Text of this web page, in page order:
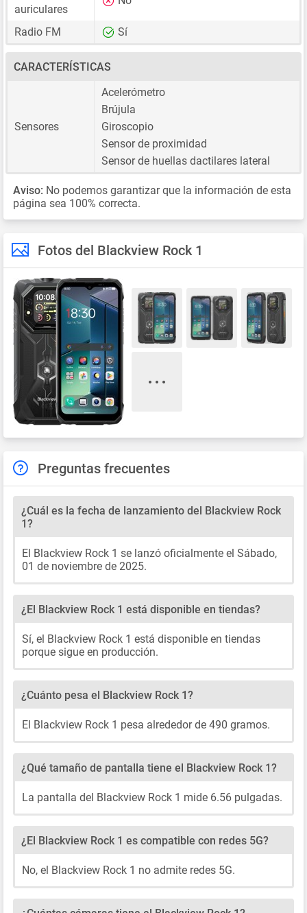
auriculares
Radio FM Sí
CARACTERÍSTICAS
Sensores
Acelerómetro
Brújula
Giroscopio
Sensor de proximidad
Sensor de huellas dactilares lateral
Aviso: No podemos garantizar que la información de esta
página sea 100% correcta.
Fotos del Blackview Rock 1
Preguntas frecuentes
¿Cuál es la fecha de lanzamiento del Blackview Rock
1?
El Blackview Rock 1 se lanzó oficialmente el Sábado,
01 de noviembre de 2025.
¿El Blackview Rock 1 está disponible en tiendas?
Sí, el Blackview Rock 1 está disponible en tiendas
porque sigue en producción.
¿Cuánto pesa el Blackview Rock 1?
El Blackview Rock 1 pesa alrededor de 490 gramos.
¿Qué tamaño de pantalla tiene el Blackview Rock 1?
La pantalla del Blackview Rock 1 mide 6.56 pulgadas.
¿El Blackview Rock 1 es compatible con redes 5G?
No, el Blackview Rock 1 no admite redes 5G.